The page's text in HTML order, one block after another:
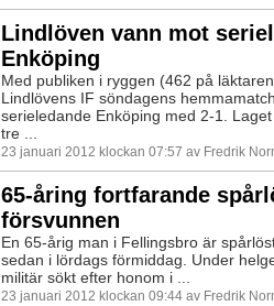
Lindlöven vann mot
Enköping
Med publiken i ryggen (462 på
Lindlövens IF söndagens
serieledande Enköping med 2-1.
tre ...
23 januari 2012 klockan 07:57 av Fredrik
65-åring fortfarande
försvunnen
En 65-årig man i Fellingsbro är
sedan i lördags förmiddag. Under
militär sökt efter honom i ...
23 januari 2012 klockan 09:44 av Fredrik